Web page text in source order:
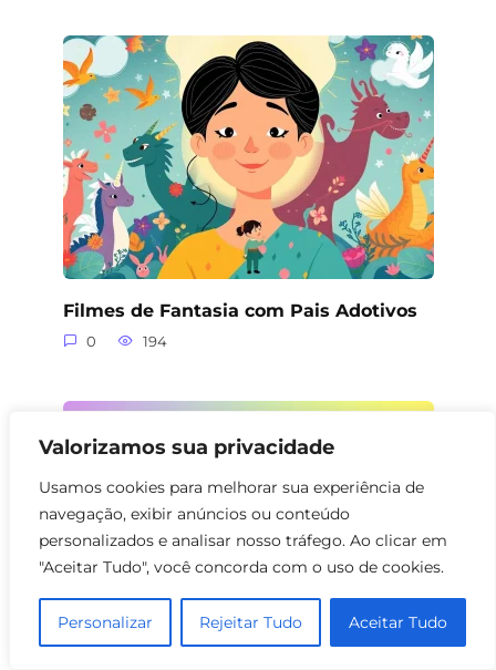
Valorizamos sua privacidade
Usamos cookies para melhorar sua experiência de
navegação, exibir anúncios ou conteúdo
personalizados e analisar nosso tráfego. Ao clicar em
"Aceitar Tudo", você concorda com o uso de cookies.
Personalizar Rejeitar Tudo Aceitar Tudo
Filmes de Fantasia com Pais Adotivos
0 194